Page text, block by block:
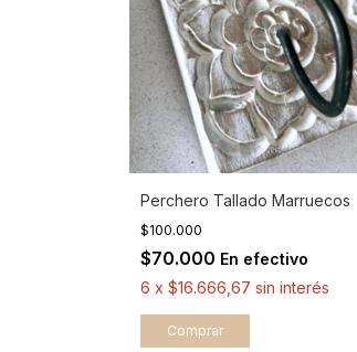
Perchero Tallado Marruecos
$100.000
$70.000 En efectivo
6 x $16.666,67 sin interés
Comprar